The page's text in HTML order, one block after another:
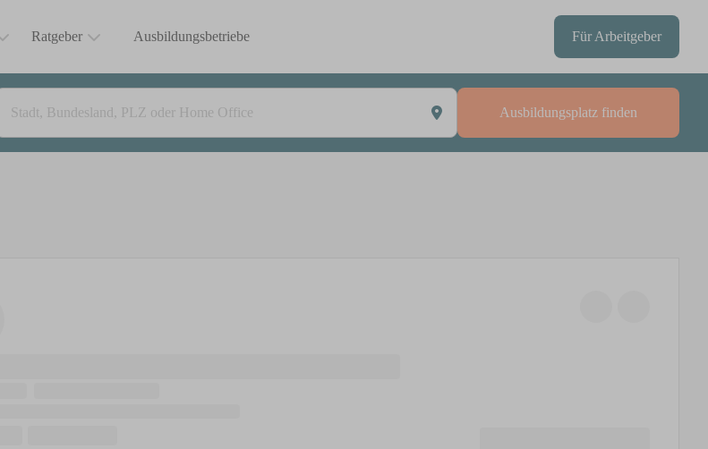
Ratgeber Ausbildungsbetriebe Für Arbeitgeber
Ausbildungsplatz finden